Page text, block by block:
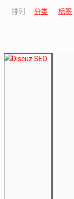
排列 分类 标签